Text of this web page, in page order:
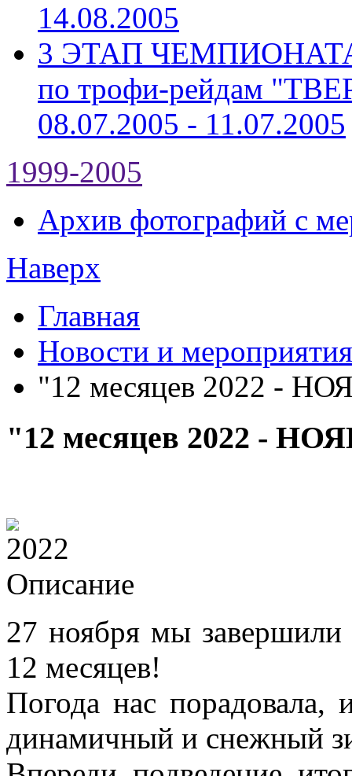
14.08.2005
3 ЭТАП
по трофи-рейдам
08.07.2005 - 11.07.2005
1999-2005
Архив фотографий с
Наверх
Главная
Новости и мероприятия
"12 месяцев 2022 -
"12 месяцев 2022 -
Описание
27 ноября мы завершили
12 месяцев!
Погода нас
динамичный и снежный